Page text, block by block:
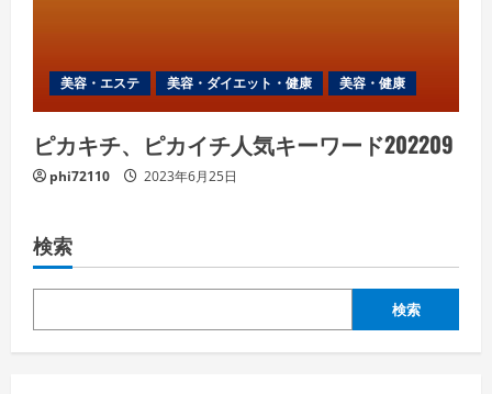
美容・エステ 美容・ダイエット・健康 美容・健康
ピカキチ、ピカイチ人気キーワード202209
phi72110 2023年6月25日
検索
検索